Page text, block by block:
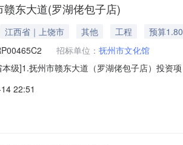
东大道(罗湖佬包子店)
江西省｜上饶市 其他 工程
预算
招标单位： 抚州市文化馆
本级]1.抚州市赣东大道（罗湖佬包子店）投资
市赣东大道（罗湖佬包子店）转让方名称抚
22:51